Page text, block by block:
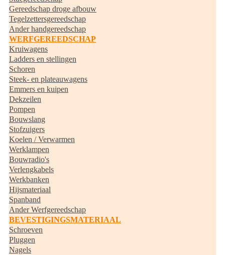
Gereedschap droge afbouw
Tegelzettersgereedschap
Ander handgereedschap
WERFGEREEDSCHAP
Kruiwagens
Ladders en stellingen
Schoren
Steek- en plateauwagens
Emmers en kuipen
Dekzeilen
Pompen
Bouwslang
Stofzuigers
Koelen / Verwarmen
Werklampen
Bouwradio's
Verlengkabels
Werkbanken
Hijsmateriaal
Spanband
Ander Werfgereedschap
BEVESTIGINGSMATERIAAL
Schroeven
Pluggen
Nagels